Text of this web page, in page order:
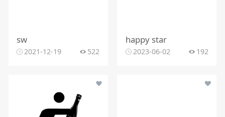
sw
2021-12-19 522
happy star
2023-06-02 192